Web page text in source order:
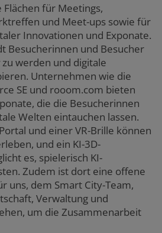
Flächen für Meetings,
und Meet-ups sowie für
Innovationen und Exponate.
Besucherinnen und Besucher
werden und digitale
Unternehmen wie die
SE und rooom.com bieten
die die Besucherinnen
Welten eintauchen lassen.
und einer VR-Brille können
und ein KI-3D-
es, spielerisch KI-
Zudem ist dort eine offene
uns, dem Smart City-Team,
Verwaltung und
um die Zusammenarbeit